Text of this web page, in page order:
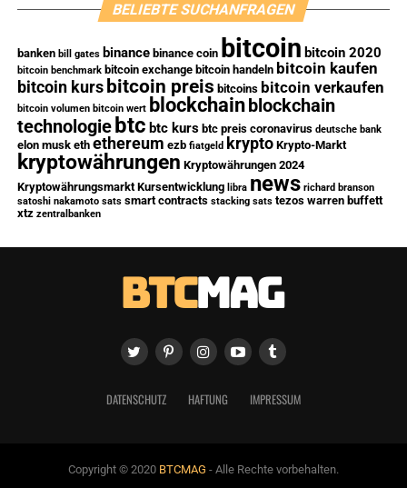
BELIEBTE SUCHANFRAGEN
banken bill gates binance binance coin bitcoin bitcoin 2020
bitcoin benchmark bitcoin exchange bitcoin handeln bitcoin kaufen
bitcoin kurs bitcoin preis bitcoins bitcoin verkaufen
bitcoin volumen bitcoin wert blockchain blockchain
technologie btc btc kurs btc preis coronavirus deutsche bank
elon musk eth ethereum ezb fiatgeld krypto Krypto-Markt
kryptowährungen Kryptowährungen 2024
Kryptowährungsmarkt Kursentwicklung libra news richard branson
satoshi nakamoto sats smart contracts stacking sats tezos warren buffett
xtz zentralbanken
DATENSCHUTZ HAFTUNG IMPRESSUM
Copyright © 2020 BTCMAG - Alle Rechte vorbehalten.